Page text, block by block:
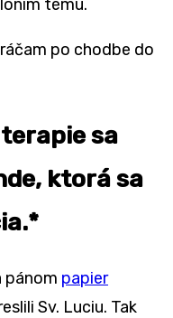
tému.
po chodbe do
sa
ktorá sa
pánom papier
Sv. Luciu. Tak